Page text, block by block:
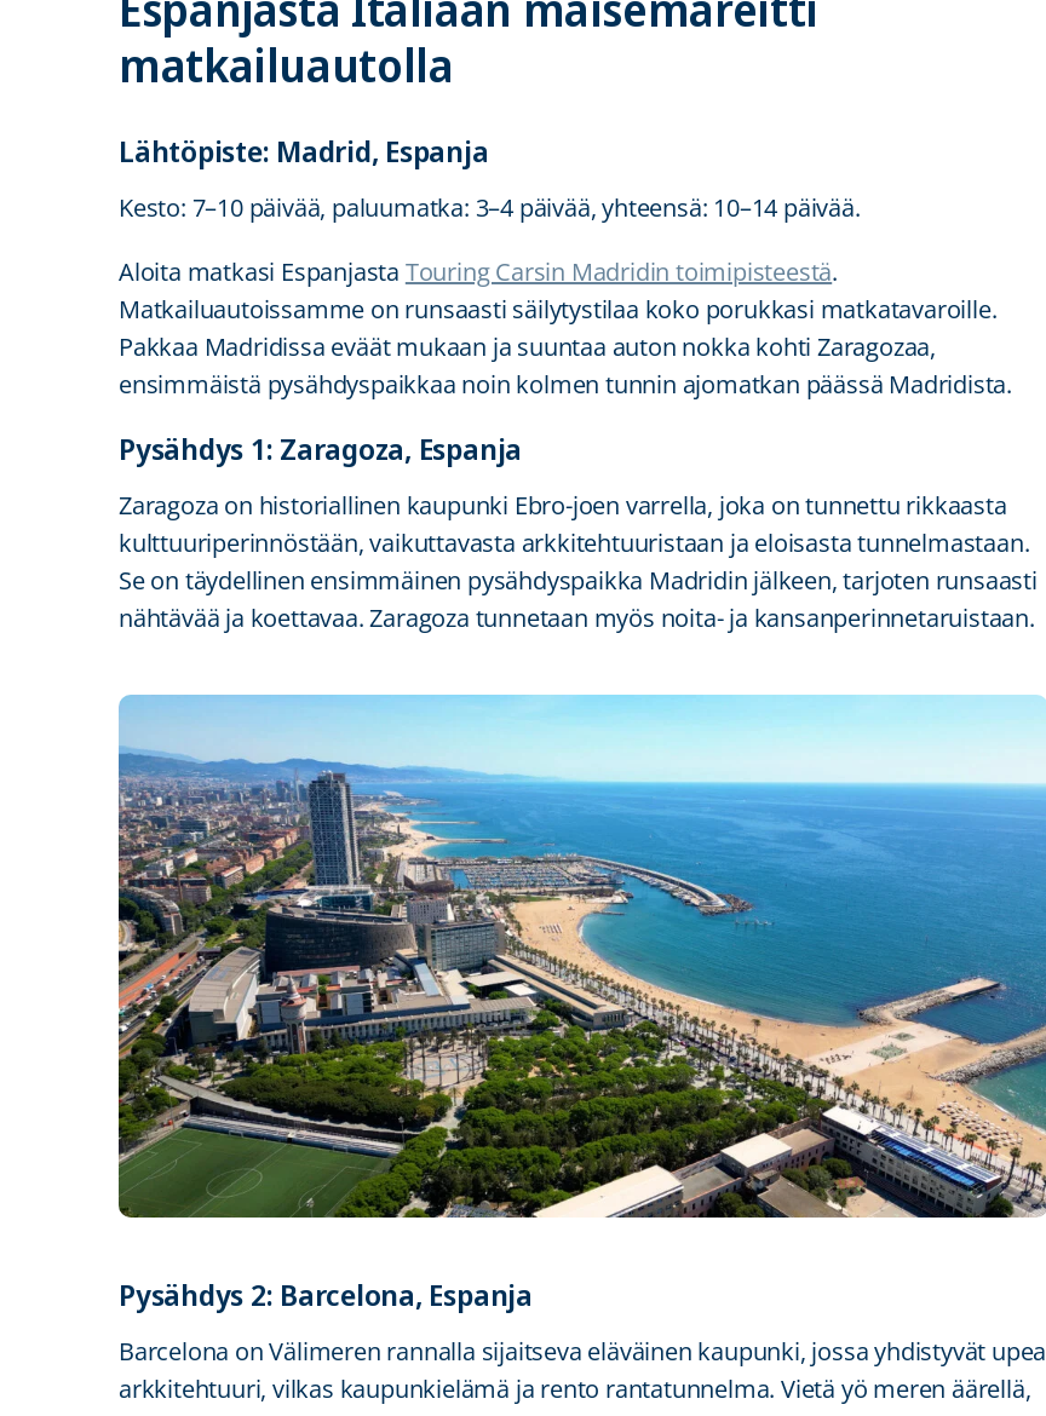
matkailuautolla
Lähtöpiste: Madrid, Espanja
Kesto: 7–10 päivää, paluumatka: 3–4 päivää, yhteensä: 10–14 päivää.
Aloita matkasi Espanjasta Touring Carsin Madridin toimipisteestä.
Matkailuautoissamme on runsaasti säilytystilaa koko porukkasi matkatavaroille.
Pakkaa Madridissa eväät mukaan ja suuntaa auton nokka kohti Zaragozaa,
ensimmäistä pysähdyspaikkaa noin kolmen tunnin ajomatkan päässä Madridista.
Pysähdys 1: Zaragoza, Espanja
Zaragoza on historiallinen kaupunki Ebro-joen varrella, joka on tunnettu rikkaasta
kulttuuriperinnöstään, vaikuttavasta arkkitehtuuristaan ja eloisasta tunnelmastaan.
Se on täydellinen ensimmäinen pysähdyspaikka Madridin jälkeen, tarjoten runsaasti
nähtävää ja koettavaa. Zaragoza tunnetaan myös noita- ja kansanperinnetaruistaan.
Pysähdys 2: Barcelona, Espanja
Barcelona on Välimeren rannalla sijaitseva eläväinen kaupunki, jossa yhdistyvät upea
arkkitehtuuri, vilkas kaupunkielämä ja rento rantatunnelma. Vietä yö meren äärellä,